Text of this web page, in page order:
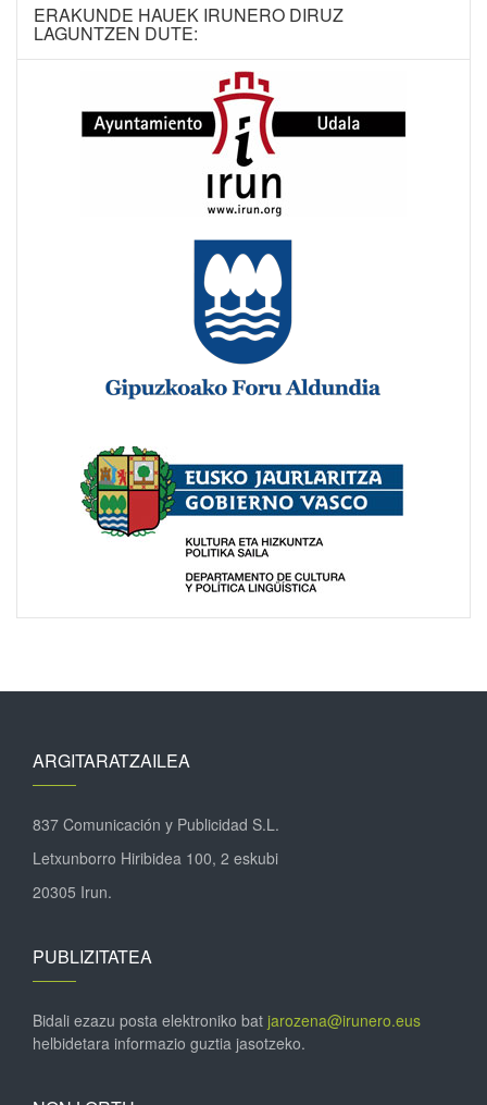
ERAKUNDE HAUEK IRUNERO DIRUZ
LAGUNTZEN DUTE:
ARGITARATZAILEA
837 Comunicación y Publicidad S.L.
Letxunborro Hiribidea 100, 2 eskubi
20305 Irun.
PUBLIZITATEA
Bidali ezazu posta elektroniko bat jarozena@irunero.eus
helbidetara informazio guztia jasotzeko.